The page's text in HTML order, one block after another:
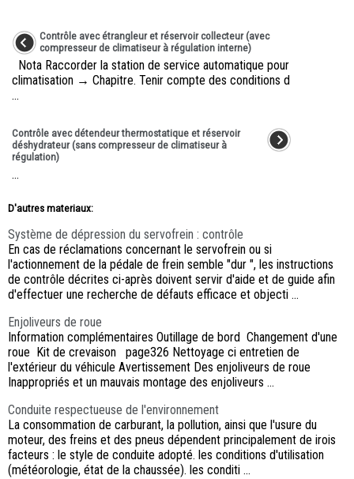
Contrôle avec étrangleur et réservoir collecteur (avec
compresseur de climatiseur à régulation interne)
Nota Raccorder la station de service automatique pour
climatisation → Chapitre. Tenir compte des conditions d
...
Contrôle avec détendeur thermostatique et réservoir
déshydrateur (sans compresseur de climatiseur à
régulation)
...
D'autres materiaux:
Système de dépression du servofrein : contrôle
En cas de réclamations concernant le servofrein ou si
l'actionnement de la pédale de frein semble "dur ", les instructions
de contrôle décrites ci-après doivent servir d'aide et de guide afin
d'effectuer une recherche de défauts efficace et objecti ...
Enjoliveurs de roue
Information complémentaires Outillage de bord Changement d'une
roue Kit de crevaison page326 Nettoyage ci entretien de
l'extérieur du véhicule Avertissement Des enjoliveurs de roue
Inappropriés et un mauvais montage des enjoliveurs ...
Conduite respectueuse de l'environnement
La consommation de carburant, la pollution, ainsi que l'usure du
moteur, des freins et des pneus dépendent principalement de irois
facteurs : le style de conduite adopté. les conditions d'utilisation
(météorologie, état de la chaussée). les conditi ...